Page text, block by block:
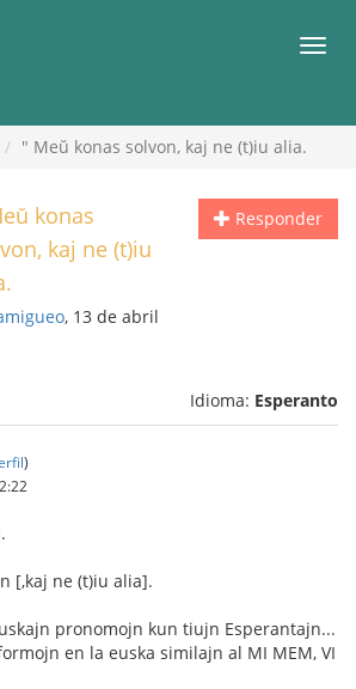
" Meŭ konas solvon, kaj ne (t)iu alia.
Responder
konas
kaj ne (t)iu
, 13 de abril
Idioma: Esperanto
)
[,kaj ne (t)iu alia].
pronomojn kun tiujn Esperantajn...
en la euska similajn al MI MEM, VI